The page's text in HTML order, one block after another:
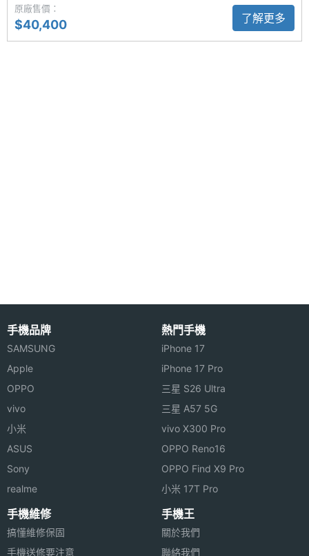
1,200 萬畫素超廣角鏡頭，主鏡頭可提供 2 倍光學品
質望遠功能，而超廣角鏡頭不僅具備自動對焦也支援
顯示器（OLED 螢幕）
◎ A18 仿生晶片
◎ 512GB ROM
◎ 前置 1,200 萬畫素原深感測相機
頭
◎ Wi-Fi 7、藍牙 5.3、VoLTE、第 2 代超寬頻晶片、
NFC 讀取模式
◎ IP68 防水防塵（IEC 60529 標準，最深 6 公尺水
中待 30 分鐘）
◎ 動作按鈕：靜音模式、相機、手電筒、捷徑等
主螢幕
更新率
主相機
等效焦
主相機
LED補
光燈
自動對
焦
主相機
原廠售價：
$40,400 了解更多
手機品牌
SAMSUNG
Apple
OPPO
vivo
小米
ASUS
Sony
realme
熱門手機
iPhone 17
iPhone 17 Pro
三星 S26 Ultra
三星 A57 5G
vivo X300 Pro
OPPO Reno16
OPPO Find X9 Pro
小米 17T Pro
手機維修
搞懂維修保固
手機送修要注意
手機王
關於我們
聯絡我們